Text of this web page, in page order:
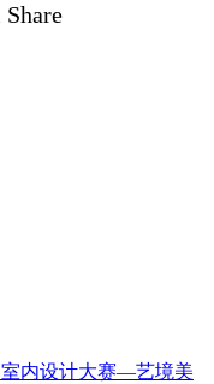
内设计大赛—艺境美